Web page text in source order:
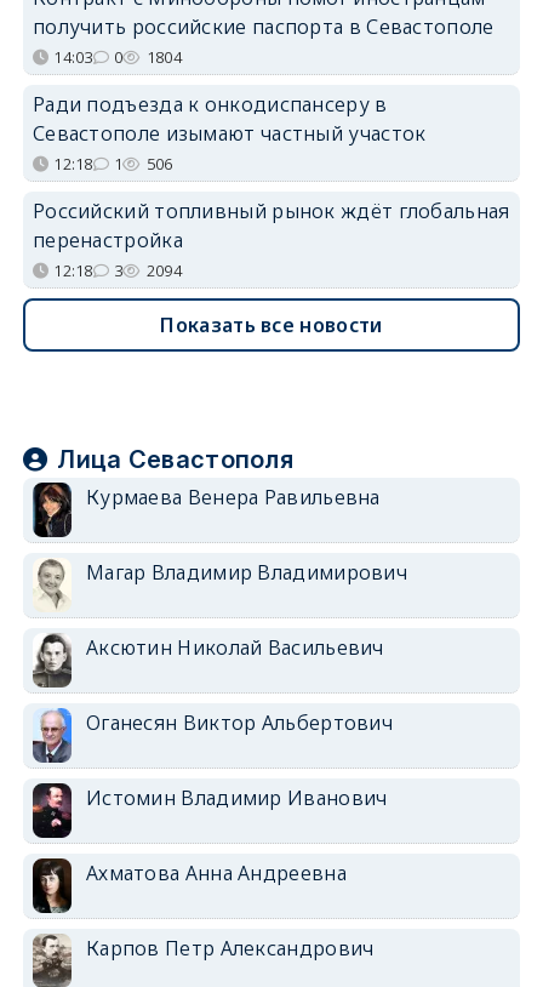
получить российские паспорта в Севастополе
14:03 0 1804
Ради подъезда к онкодиспансеру в
Севастополе изымают частный участок
12:18 1 506
Российский топливный рынок ждёт глобальная
перенастройка
12:18 3 2094
Показать все новости
Лица Севастополя
Курмаева Венера Равильевна
Магар Владимир Владимирович
Аксютин Николай Васильевич
Оганесян Виктор Альбертович
Истомин Владимир Иванович
Ахматова Анна Андреевна
Карпов Петр Александрович